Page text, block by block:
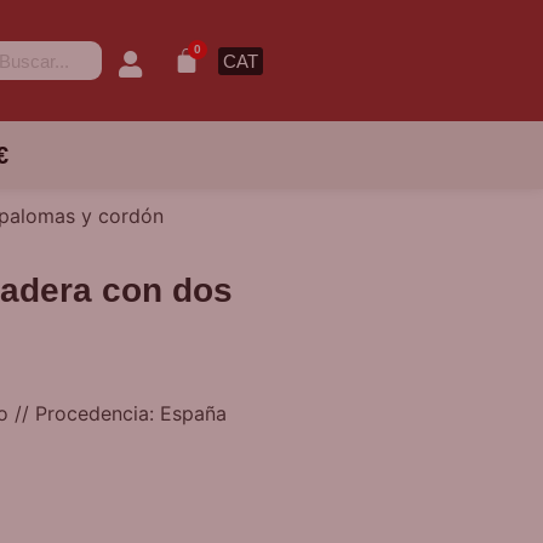
0
CAT
y cordón
con dos
// Procedencia: España